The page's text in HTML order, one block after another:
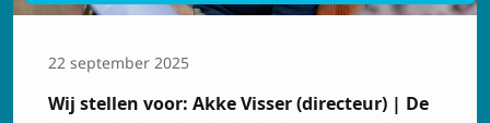
22 september 2025
Wij stellen voor: Akke Visser (directeur) | De